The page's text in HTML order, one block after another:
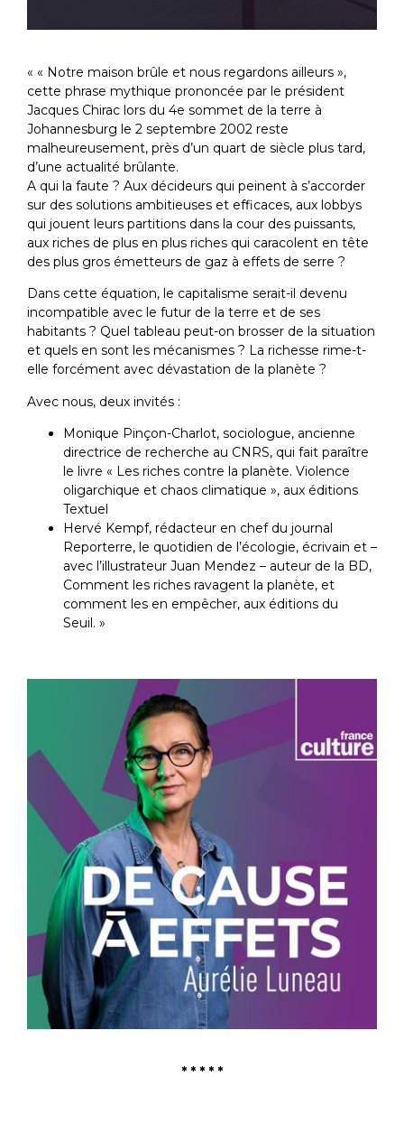
« « Notre maison brûle et nous regardons ailleurs »,
cette phrase mythique prononcée par le président
Jacques Chirac lors du 4e sommet de la terre à
Johannesburg le 2 septembre 2002 reste
malheureusement, près d’un quart de siècle plus tard,
d’une actualité brûlante.
A qui la faute ? Aux décideurs qui peinent à s’accorder
sur des solutions ambitieuses et efficaces, aux lobbys
qui jouent leurs partitions dans la cour des puissants,
aux riches de plus en plus riches qui caracolent en tête
des plus gros émetteurs de gaz à effets de serre ?
Dans cette équation, le capitalisme serait-il devenu
incompatible avec le futur de la terre et de ses
habitants ? Quel tableau peut-on brosser de la situation
et quels en sont les mécanismes ? La richesse rime-t-
elle forcément avec dévastation de la planète ?
Avec nous, deux invités :
Monique Pinçon-Charlot, sociologue, ancienne
directrice de recherche au CNRS, qui fait paraître
le livre « Les riches contre la planète. Violence
oligarchique et chaos climatique », aux éditions
Textuel
Hervé Kempf, rédacteur en chef du journal
Reporterre, le quotidien de l’écologie, écrivain et –
avec l’illustrateur Juan Mendez – auteur de la BD,
Comment les riches ravagent la planète, et
comment les en empêcher, aux éditions du
Seuil. »
* * * * *